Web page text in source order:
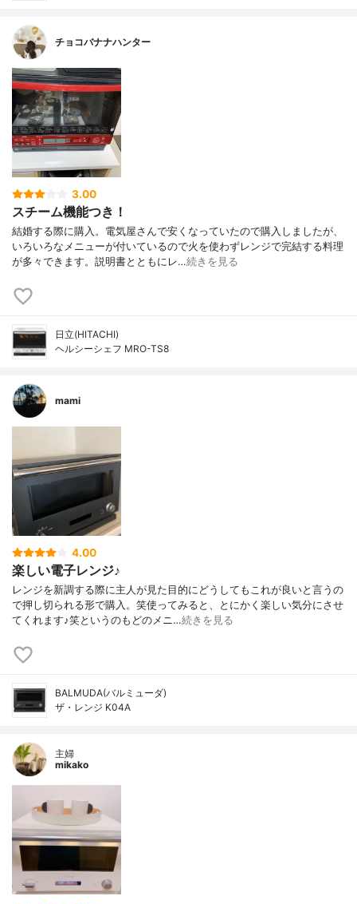
チョコバナナハンター
3.00
スチーム機能つき！
結婚する際に購入。電気屋さんで安くなっていたので購入しましたが、
いろいろなメニューが付いているので火を使わずレンジで完結する料理
が多々できます。説明書とともにレ…続きを見る
日立(HITACHI)
ヘルシーシェフ MRO-TS8
mami
4.00
楽しい電子レンジ♪
レンジを新調する際に主人が見た目的にどうしてもこれが良いと言うの
で押し切られる形で購入。笑使ってみると、とにかく楽しい気分にさせ
てくれます♪笑というのもどのメニ…続きを見る
BALMUDA(バルミューダ)
ザ・レンジ K04A
主婦
mikako